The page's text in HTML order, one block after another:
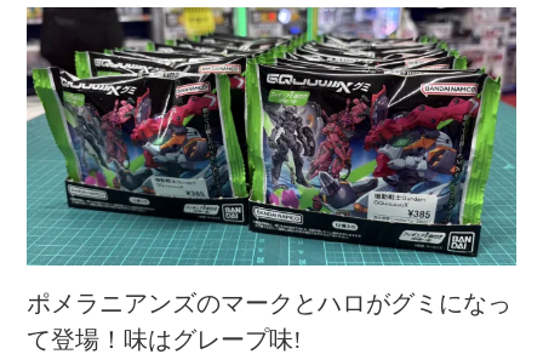
ポメラニアンズのマークとハロがグミになっ
て登場！味はグレープ味!